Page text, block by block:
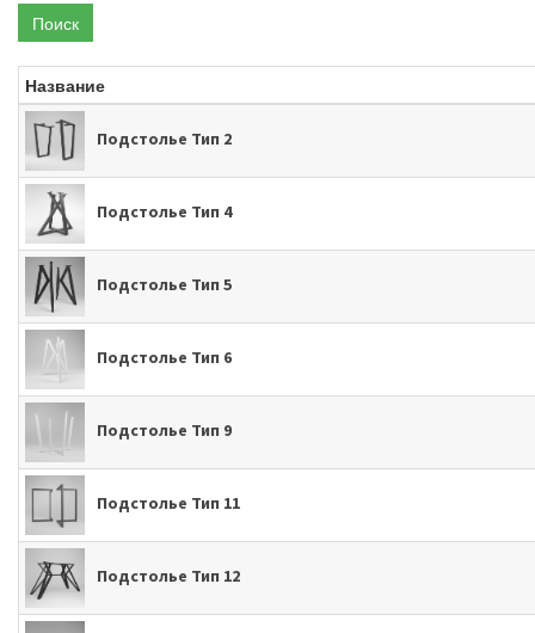
Поиск
Название
Подстолье Тип 2
Подстолье Тип 4
Подстолье Тип 5
Подстолье Тип 6
Подстолье Тип 9
Подстолье Тип 11
Подстолье Тип 12